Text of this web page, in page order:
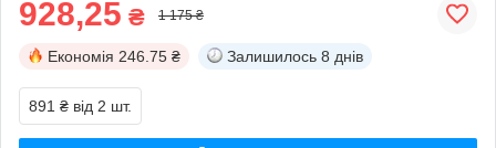
928,25 ₴ 1 175 ₴
Економія 246.75 ₴ Залишилось 8 днів
891 ₴ від 2 шт.